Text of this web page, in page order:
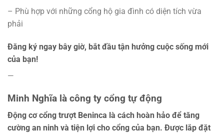
– Phù hợp với những cổng hộ gia đình có diện tích vừa
phải
Đăng ký ngay bây giờ, bắt đầu tận hưởng cuộc sống mới
của bạn!
—
Minh Nghĩa là công ty cổng tự động
Động cơ cổng trượt Beninca là cách hoàn hảo để tăng
cường an ninh và tiện lợi cho cổng của bạn. Được lắp đặt